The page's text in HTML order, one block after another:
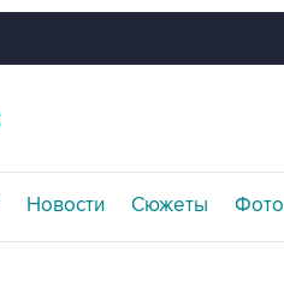
Новости Сюжеты Фото